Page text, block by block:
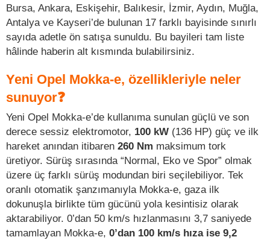
Bursa, Ankara, Eskişehir, Balıkesir, İzmir, Aydın, Muğla,
Antalya ve Kayseri’de bulunan 17 farklı bayisinde sınırlı
sayıda adetle ön satışa sunuldu. Bu bayileri tam liste
hâlinde haberin alt kısmında bulabilirsiniz.
Yeni Opel Mokka-e, özellikleriyle neler
sunuyor❓
Yeni Opel Mokka-e’de kullanıma sunulan güçlü ve son
derece sessiz elektromotor, 100 kW (136 HP) güç ve ilk
hareket anından itibaren 260 Nm maksimum tork
üretiyor. Sürüş sırasında “Normal, Eko ve Spor” olmak
üzere üç farklı sürüş modundan biri seçilebiliyor. Tek
oranlı otomatik şanzımanıyla Mokka-e, gaza ilk
dokunuşla birlikte tüm gücünü yola kesintisiz olarak
aktarabiliyor. 0’dan 50 km/s hızlanmasını 3,7 saniyede
tamamlayan Mokka-e, 0’dan 100 km/s hıza ise 9,2